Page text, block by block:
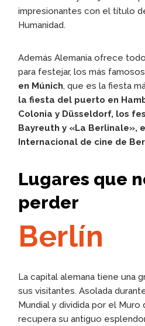
impresionantes con el título
Humanidad.
Además Alemania ofrece
para festejar, los más
en Múnich, que es la fiesta
la fiesta del puerto en
Colonia y Düsseldorf, los
Bayreuth y «La Berlinale»,
Internacional de cine de
Lugares que
perder
Berlín
La capital alemana tiene una
sus visitantes. Asolada
Mundial y dividida por el Muro
recupera su antiguo